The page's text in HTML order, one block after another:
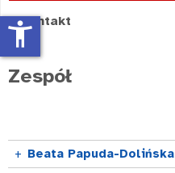
Kontakt
Zespół
+ Beata Papuda-Dolińska
accessibility_new